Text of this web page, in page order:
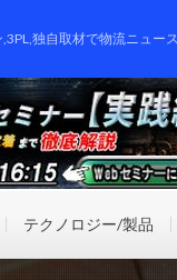
独自取材で物流ニュー
テクノロジー/製品